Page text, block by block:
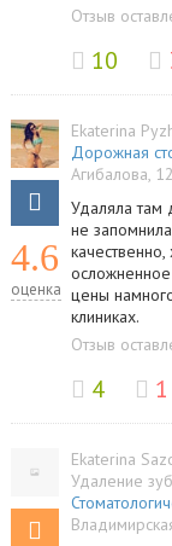
Отзыв
10
4.6
оценка
Ekaterina
Дорожная
Агибалова, 12
Удаляла там
не
цены
клиниках.
Отзыв
4 1
Ekaterina
Удаление